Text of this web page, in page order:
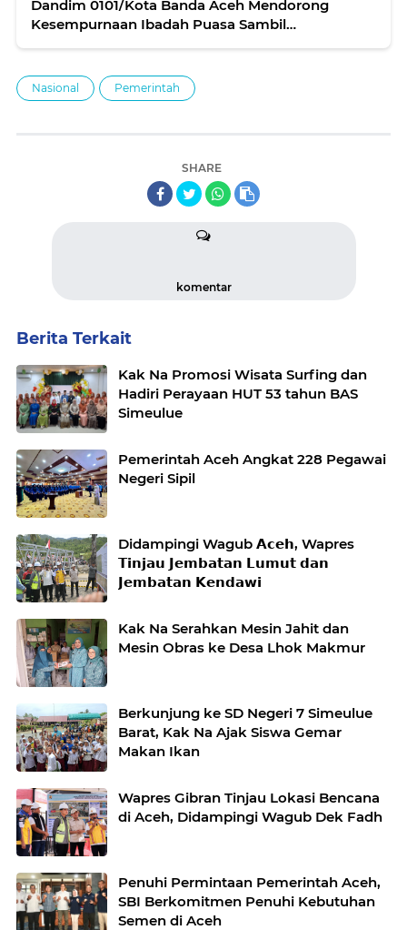
Dandim 0101/Kota Banda Aceh Mendorong
Kesempurnaan Ibadah Puasa Sambil
Nasional Pemerintah
SHARE
komentar
Berita Terkait
Kak Na Promosi Wisata Surfing dan
Hadiri Perayaan HUT 53 tahun BAS
Simeulue
Pemerintah Aceh Angkat 228 Pegawai
Negeri Sipil
Didampingi Wagub 𝗔𝗰𝗲𝗵, Wapres
𝗧𝗶𝗻𝗷𝗮𝘂 𝗝𝗲𝗺𝗯𝗮𝘁𝗮𝗻 𝗟𝘂𝗺𝘂𝘁 𝗱𝗮𝗻
𝗝𝗲𝗺𝗯𝗮𝘁𝗮𝗻 𝗞𝗲𝗻𝗱𝗮𝘄𝗶
Kak Na Serahkan Mesin Jahit dan
Mesin Obras ke Desa Lhok Makmur
Berkunjung ke SD Negeri 7 Simeulue
Barat, Kak Na Ajak Siswa Gemar
Makan Ikan
Wapres Gibran Tinjau Lokasi Bencana
di Aceh, Didampingi Wagub Dek Fadh
Penuhi Permintaan Pemerintah Aceh,
SBI Berkomitmen Penuhi Kebutuhan
Semen di Aceh